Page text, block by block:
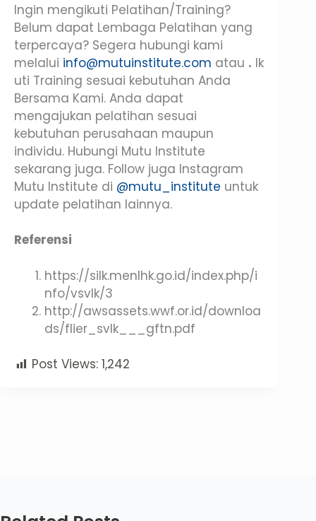
Ingin mengikuti Pelatihan/Training?
Belum dapat Lembaga Pelatihan yang
terpercaya? Segera hubungi kami
melalui info@mutuinstitute.com atau . Ik
uti Training sesuai kebutuhan Anda
Bersama Kami. Anda dapat
mengajukan pelatihan sesuai
kebutuhan perusahaan maupun
individu. Hubungi Mutu Institute
sekarang juga. Follow juga Instagram
Mutu Institute di @mutu_institute untuk
update pelatihan lainnya.
Referensi
https://silk.menlhk.go.id/index.php/i
nfo/vsvlk/3
http://awsassets.wwf.or.id/downloa
ds/flier_svlk___gftn.pdf
Post Views: 1,242